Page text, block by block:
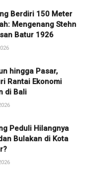
Berdiri 150 Meter
Mengenang Stehn
Batur 1926
hingga Pasar,
Rantai Ekonomi
di Bali
Peduli Hilangnya
Bulakan di Kota